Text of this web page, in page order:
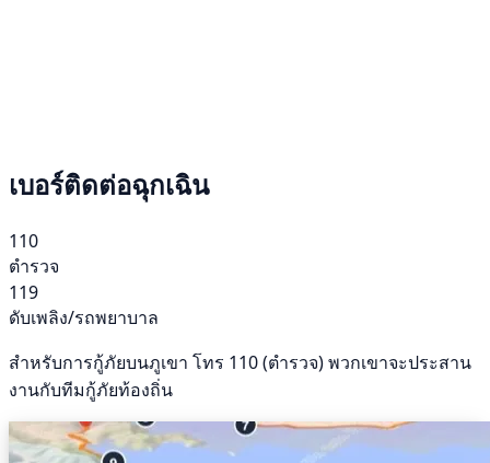
เบอร์ติดต่อฉุกเฉิน
110
ตำรวจ
119
ดับเพลิง/รถพยาบาล
สำหรับการกู้ภัยบนภูเขา โทร 110 (ตำรวจ) พวกเขาจะประสาน
งานกับทีมกู้ภัยท้องถิ่น